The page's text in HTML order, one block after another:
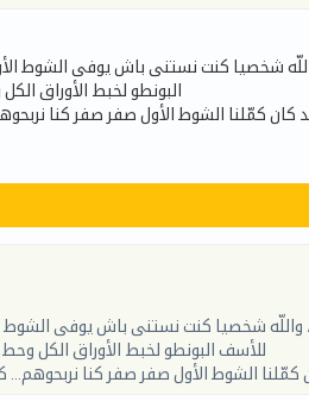
شخصيا كنت نستنى باش يوفى الشوط
البونطو لخبط الأوراق
كان كمّلنا الشوط الأول صفر صفر كنا
واللّه شخصيا كنت نستنى باش يوفى
للأسف البونطو لخبط الأوراق الكل
كمّلنا الشوط الأول صفر صفر كنا